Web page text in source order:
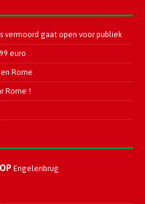
vermoord gaat open voor publiek
euro
Rome
Rome !
Engelenbrug